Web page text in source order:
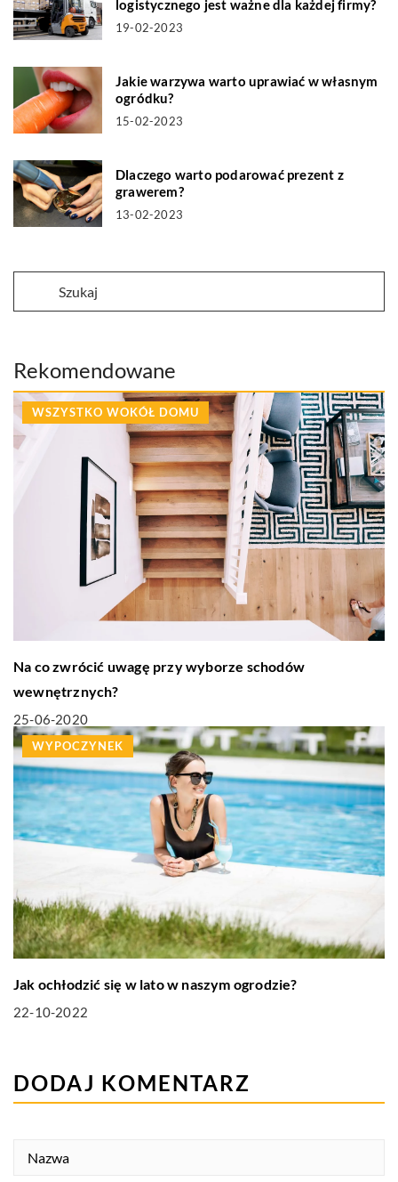
logistycznego jest ważne dla każdej firmy?
19-02-2023
Jakie warzywa warto uprawiać w własnym
ogródku?
15-02-2023
Dlaczego warto podarować prezent z
grawerem?
13-02-2023
Rekomendowane
WSZYSTKO WOKÓŁ DOMU
Na co zwrócić uwagę przy wyborze schodów
wewnętrznych?
25-06-2020
WYPOCZYNEK
Jak ochłodzić się w lato w naszym ogrodzie?
22-10-2022
DODAJ KOMENTARZ